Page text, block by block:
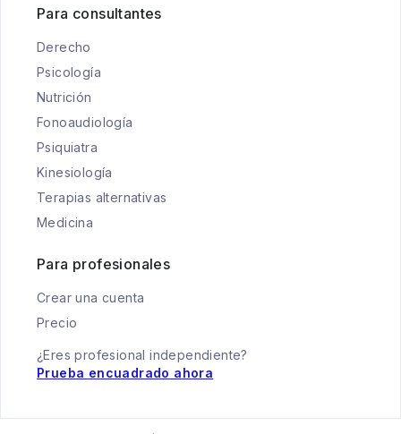
Para consultantes
Derecho
Psicología
Nutrición
Fonoaudiología
Psiquiatra
Kinesiología
Terapias alternativas
Medicina
Para profesionales
Crear una cuenta
Precio
¿Eres profesional independiente?
Prueba encuadrado ahora